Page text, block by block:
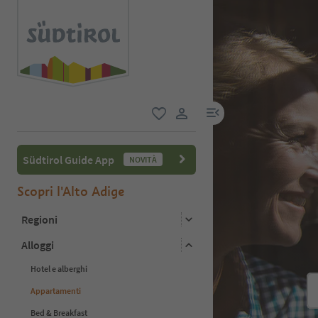
user link
menu link
Südtirol Guide App NOVITÀ
Scopri l'Alto Adige
Regioni
Alloggi
Hotel e alberghi
Appartamenti
Bed & Breakfast